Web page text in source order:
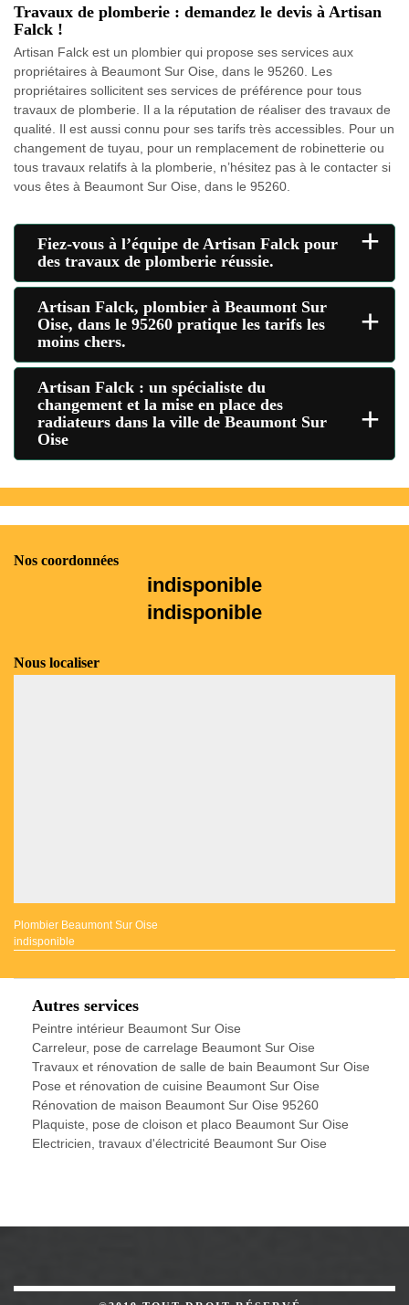
Travaux de plomberie : demandez le devis à Artisan
Falck !
Artisan Falck est un plombier qui propose ses services aux
propriétaires à Beaumont Sur Oise, dans le 95260. Les
propriétaires sollicitent ses services de préférence pour tous
travaux de plomberie. Il a la réputation de réaliser des travaux de
qualité. Il est aussi connu pour ses tarifs très accessibles. Pour un
changement de tuyau, pour un remplacement de robinetterie ou
tous travaux relatifs à la plomberie, n’hésitez pas à le contacter si
vous êtes à Beaumont Sur Oise, dans le 95260.
Fiez-vous à l’équipe de Artisan Falck pour
des travaux de plomberie réussie.
+
Artisan Falck, plombier à Beaumont Sur
Oise, dans le 95260 pratique les tarifs les
moins chers.
+
Artisan Falck : un spécialiste du
changement et la mise en place des
radiateurs dans la ville de Beaumont Sur
Oise
+
Nos coordonnées
indisponible
indisponible
Nous localiser
Plombier Beaumont Sur Oise
indisponible
Autres services
Peintre intérieur Beaumont Sur Oise
Carreleur, pose de carrelage Beaumont Sur Oise
Travaux et rénovation de salle de bain Beaumont Sur Oise
Pose et rénovation de cuisine Beaumont Sur Oise
Rénovation de maison Beaumont Sur Oise 95260
Plaquiste, pose de cloison et placo Beaumont Sur Oise
Electricien, travaux d'électricité Beaumont Sur Oise